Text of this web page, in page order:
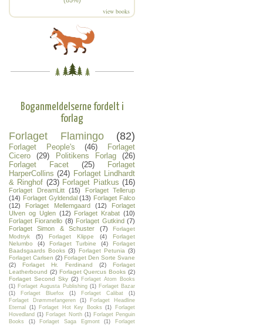
view books
Boganmeldelserne fordelt i
forlag
Forlaget Flamingo (82)
Forlaget People's (46)
Forlaget
Cicero
(29) Politikens Forlag
(26)
Forlaget Facet
(25)
Forlaget
HarperCollins (24) Forlaget Lindhardt
& Ringhof (23) Forlaget Piatkus (16)
Forlaget DreamLitt (15)
Forlaget Tellerup
(14) Forlaget Gyldendal (13) Forlaget Falco
(12)
Forlaget Mellemgaard (12)
Forlaget
Ulven og Uglen (12) Forlaget Krabat (10)
Forlaget Fioranello (8) Forlaget Gutkind (7)
Forlaget Simon & Schuster
(7)
Forlaget
Modtryk
(5) Forlaget Klippe (4)
Forlaget
Nelumbo
(4) Forlaget Turbine (4)
Forlaget
Baadsgaards Books (3) Forlaget Petunia (3)
Forlaget Carlsen (2) Forlaget Den Sorte Svane
(2)
Forlaget Hr. Ferdinand (2)
Forlaget
Leatherbound (2) Forlaget Quercus Books (2)
Forlaget Second Sky (2) Forlaget Atom Books
(1) Forlaget Augusta Publishing (1) Forlaget Bazar
(1)
Forlaget Bluefox (1) Forlaget Calibat
(1)
Forlaget Drømmefangeren
(1)
Forlaget Headline
Eternal
(1) Forlaget Hot Key Books (1)
Forlaget
Hovedland (1) Forlaget North (1) Forlaget Penguin
Books
(1) Forlaget Saga Egmont (1)
Forlaget